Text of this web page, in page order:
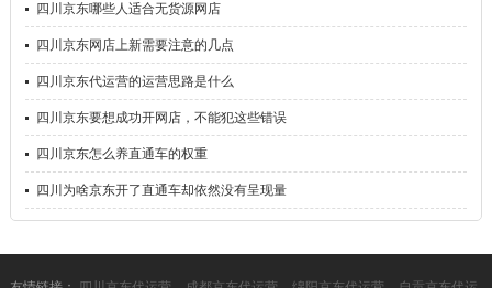
四川 京东哪些人适合无货源网店
四川 京东网店上新需要注意的几点
四川 京东代运营的运营思路是什么
四川 京东要想成功开网店，不能犯这些错误
四川 京东怎么养直通车的权重
四川 为啥京东开了直通车却依然没有呈现量